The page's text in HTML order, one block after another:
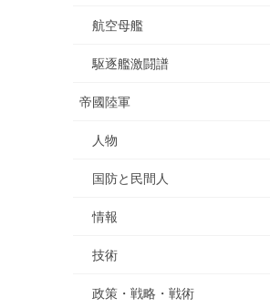
航空母艦
駆逐艦激闘譜
帝國陸軍
人物
国防と民間人
情報
技術
政策・戦略・戦術